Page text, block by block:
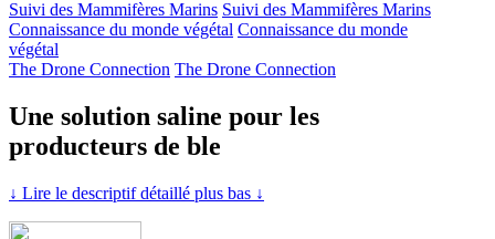
Suivi des Mammifères Marins Suivi des Mammifères Marins
Connaissance du monde végétal Connaissance du monde
végétal
The Drone Connection The Drone Connection
Une solution saline pour les
producteurs de ble
↓ Lire le descriptif détaillé plus bas ↓